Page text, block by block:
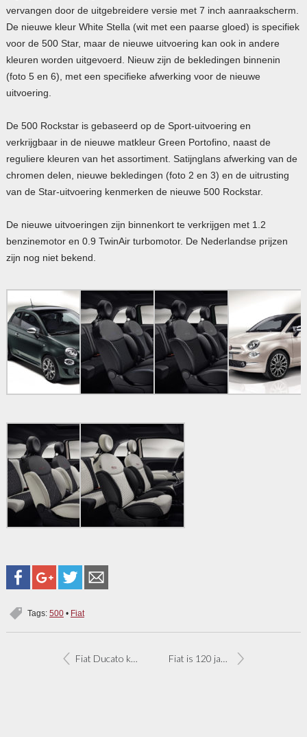
vervangen door de uitgebreidere versie met 7 inch aanraakscherm.
De nieuwe kleur White Stella (wit met een paarse gloed) is specifiek
voor de 500 Star, maar de nieuwe uitvoering kan ook in andere
kleuren worden uitgevoerd. Nieuw zijn de bekledingen binnenin
(foto 5 en 6), met een specifieke afwerking voor de nieuwe
uitvoering.
De 500 Rockstar is gebaseerd op de Sport-uitvoering en
verkrijgbaar in de nieuwe matkleur Green Portofino, naast de
reguliere kleuren van het assortiment. Satijnglans afwerking van de
chromen delen, nieuwe bekledingen (foto 2 en 3) en de uitrusting
van de Star-uitvoering kenmerken de nieuwe 500 Rockstar.
De nieuwe uitvoeringen zijn binnenkort te verkrijgen met 1.2
benzinemotor en 0.9 TwinAir turbomotor. De Nederlandse prijzen
zijn nog niet bekend.
Tags: 500• Fiat
Fiat Ducato klaar voor 2020 Fiat is 120 jaar: speciale uitvoeringen 500-modellen